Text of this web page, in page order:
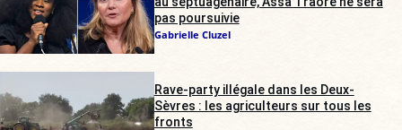
pas poursuivie
Gabrielle Cluzel
Rave-party illégale dans les Deux-
Sèvres : les agriculteurs sur tous les
fronts